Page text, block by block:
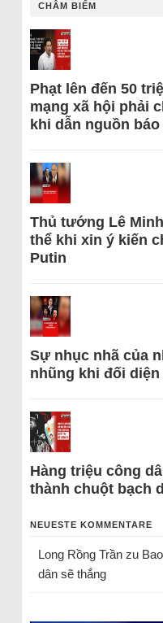
CHÂM BIẾM
Phạt lên đến 50
mạng xã hội phải
khi dẫn nguồn
Thủ tướng Lê
thể khi xin ý kiến
Putin
Sự nhục nhã của
nhũng khi đối
Hàng triệu công
thành chuột bạch
NEUESTE KOMMENTARE
Long Rồng Trầnzu
dân sẽ thắng